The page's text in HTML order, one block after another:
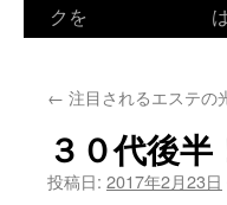
クを
← 注目されるエステの
３０代後
投稿日: 2017年2月23日